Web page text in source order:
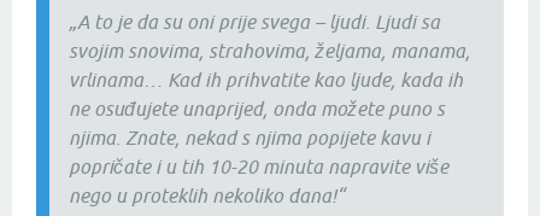
„A to je da su oni prije svega – ljudi. Ljudi sa
svojim snovima, strahovima, željama, manama,
vrlinama… Kad ih prihvatite kao ljude, kada ih
ne osuđujete unaprijed, onda možete puno s
njima. Znate, nekad s njima popijete kavu i
popričate i u tih 10-20 minuta napravite više
nego u proteklih nekoliko dana!“